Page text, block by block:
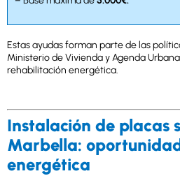
Estas ayudas forman parte de las
Ministerio de Vivienda y Agenda
rehabilitación energética.
Instalación de placas
Marbella:
energética